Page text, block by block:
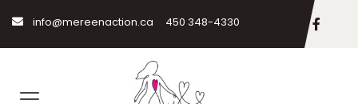
info@mereenaction.ca 450 348-4330